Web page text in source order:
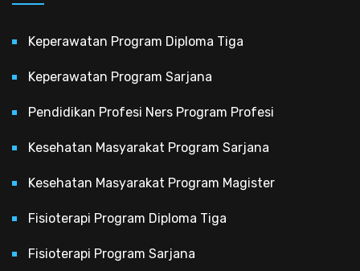
Keperawatan Program Diploma Tiga
Keperawatan Program Sarjana
Pendidikan Profesi Ners Program Profesi
Kesehatan Masyarakat Program Sarjana
Kesehatan Masyarakat Program Magister
Fisioterapi Program Diploma Tiga
Fisioterapi Program Sarjana